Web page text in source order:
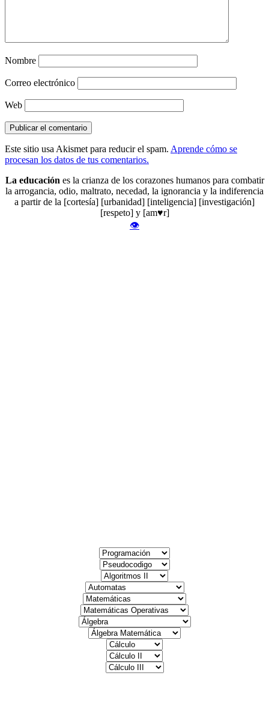
Nombre
Correo electrónico
Web
Este sitio usa Akismet para reducir el spam. Aprende cómo se
procesan los datos de tus comentarios.
La educaciónes la crianza de los corazones humanos para combatir
la arrogancia, odio, maltrato, necedad, la ignorancia y la indiferencia
a partir de la [cortesía] [urbanidad] [inteligencia] [investigación]
[respeto] y [am♥r]
👁